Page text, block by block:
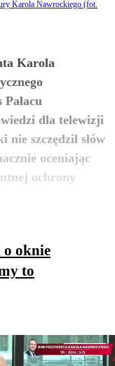
Karola Nawrockiego (fot.
Karola
dla telewizji
szczędził słów
oceniając
ochrony
o oknie
to